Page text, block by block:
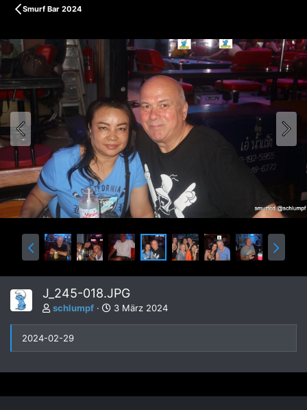
Smurf Bar 2024
J_245-018.JPG
schlumpf 3 März 2024
2024-02-29